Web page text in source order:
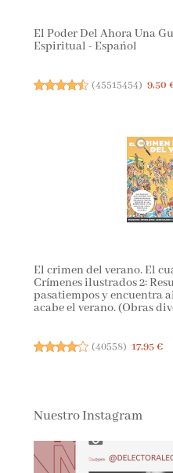
El Poder Del Ahora Una
Espiritual - Español
(45515454) 9,50
El crimen del verano. El
Crímenes ilustrados 2:
pasatiempos y encuentra
acabe el verano. (Obras
(40558) 17,95 €
Nuestro Instagram